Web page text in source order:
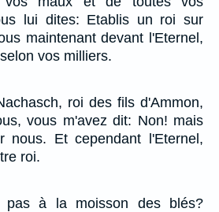
lui dites: Etablis un roi sur
maintenant devant l'Eternel,
vos milliers.
roi des fils d'Ammon,
vous m'avez dit: Non! mais
nous. Et cependant l'Eternel,
roi.
pas à la moisson des blés?